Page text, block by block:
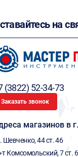
на
(3822) 52-34-73
Заказать звонок
магазинов в
Шевченко, 44 ст. 46
т Комсомольский, 7 ст. 6